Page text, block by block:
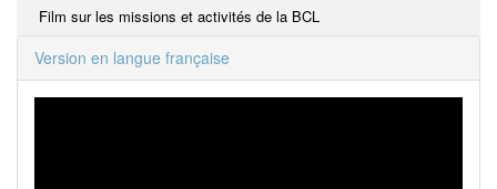
Film sur les missions et activités de la BCL
Version en langue française